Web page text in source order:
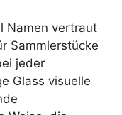
Namen vertraut
Sammlerstücke
jeder
Glass visuelle